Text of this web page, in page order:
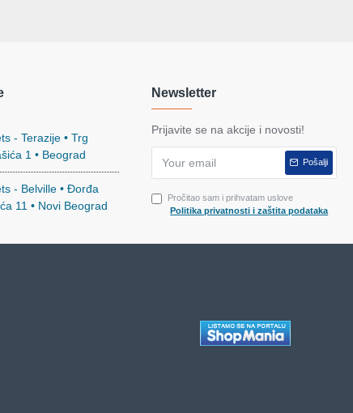
- Terazije • Trg
1 • Beograd
- Belville • Đorđa
11 • Novi Beograd
Newsletter
Prijavite se na akcije i novosti!
Pošalji
Pročitao sam i prihvatam uslove
Politika privatnosti i zaštita podataka